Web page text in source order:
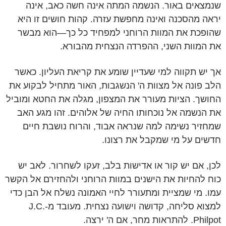
שנמצאים באור. הנשמה המתה אינה חשה כאב, אינה
יראה מהסכנה ואינה מחפשת עזרה. קהות חושים זו היא
שהופכת את המוות הרוחני למפחיד כל כך—הוא מבשר
את המוות השני, ההפרדה הנצחית מהבורא.
אך יש תקווה למי שעדיין שומע את קריאת העליון. כאשר
הלב פונה אל מצוות ה' הנשגבות, האור מתחיל לבקוע את
החושך. הציות מעורר את המצפון, מגלה את החטא ומוביל
את הנשמה אל נוכחותו החיה של אלוהים. זהו מגע האב
שמחזיר נשימה למה שנראה אבוד, והרוח נושבת חיים
חדשים על מי שמקבל את רצונו.
לכן, אם יש קור או אדישות בלב, זעקו לשחרור. לאב יש
כוח להחיות את הישנים במוות הרוחני ולהחזירם אל הקשר
עמו. מי שמציית ומתעורר לחיי האמונה נשלח אל הבן כדי
למצוא סליחה, קדושה וישועה נצחית. מעובד מ-J.C.
Philpot. להתראות מחר, אם ה' ירצה.